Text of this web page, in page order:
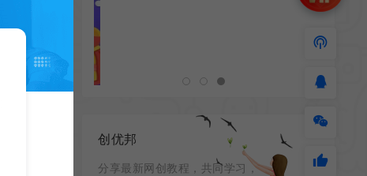
创优邦
分享最新网创教程，共同学习，